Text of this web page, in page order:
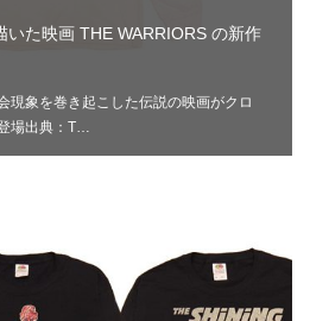
いた映画 THE WARRIORS の新作
現象を巻き起こした伝説の映画がクロ
場出典：T…